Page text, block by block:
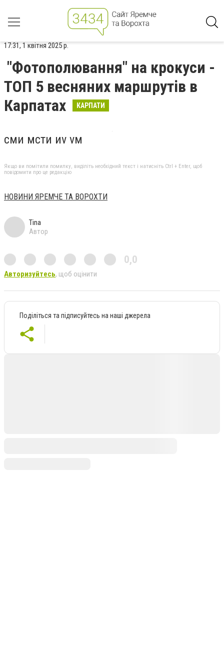
17:31, 1 квітня 2025 р.
"Фотополювання" на крокуси -
ТОП 5 весняних маршрутів в
Карпатах
КАРПАТИ
сми мсти иv vм
Якщо ви помітили помилку, виділіть необхідний текст і натисніть Ctrl + Enter, щоб
повідомити про це редакцію
НОВИНИ ЯРЕМЧЕ ТА ВОРОХТИ
Tina
Автор
0,0
Авторизуйтесь, щоб оцінити
Поділіться та підписуйтесь на наші джерела